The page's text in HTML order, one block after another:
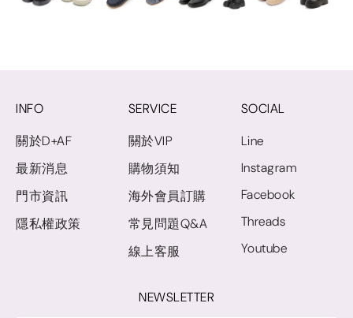
INFO
關於D+AF
最新消息
門市資訊
隱私權政策
SERVICE
關於VIP
購物須知
海外會員訂購
常見問題Q&A
線上客服
SOCIAL
Line
Instagram
Facebook
Threads
Youtube
NEWSLETTER